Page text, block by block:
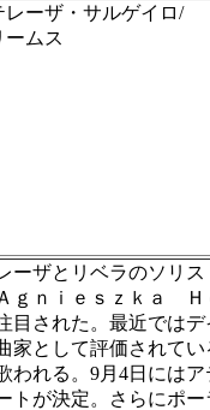
ーザ・サルゲイロ/
ムス
ザとリベラのソリ
ｇｎｉｅｓｚｋａ
された。最近では
家として評価され
れる。9月4日には
が決定。さらにポ